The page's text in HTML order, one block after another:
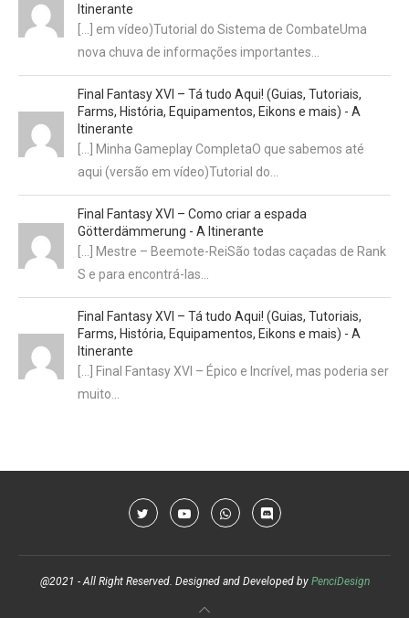
Itinerante
[…] em vídeo)Tutorial do Sistema de CombateUma
nova chuva de informações importantes…
Final Fantasy XVI – Tá tudo Aqui! (Guias, Tutoriais,
Farms, História, Equipamentos, Eikons e mais) - A
Itinerante
[…] Minha Gameplay CompletaO que sabemos até
aqui (versão em vídeo)Tutorial do…
Final Fantasy XVI – Como criar a espada
Götterdämmerung - A Itinerante
[…] Mestre – Beemote-ReiSão todas caçadas de Rank
S e para encontrá-las…
Final Fantasy XVI – Tá tudo Aqui! (Guias, Tutoriais,
Farms, História, Equipamentos, Eikons e mais) - A
Itinerante
[…] Final Fantasy XVI – Épico e Incrível, mas poderia ser
muito…
@2021 - All Right Reserved. Designed and Developed by PenciDesign